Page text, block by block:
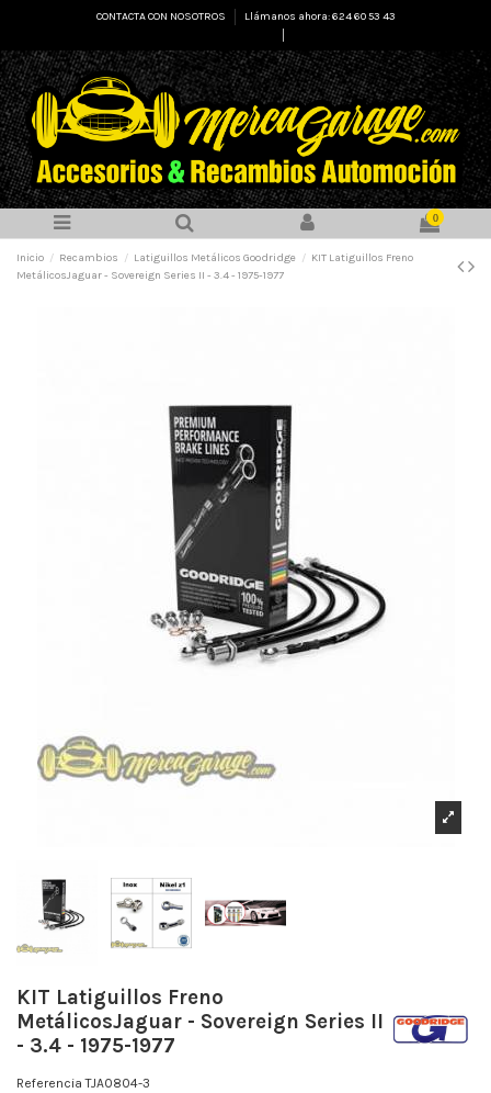
CONTACTA CON NOSOTROS
Llámanos ahora: 624 60 53 43
0
Inicio Recambios Latiguillos Metálicos Goodridge
KIT Latiguillos Freno
MetálicosJaguar - Sovereign Series II - 3.4 - 1975-1977
KIT Latiguillos Freno
MetálicosJaguar - Sovereign Series II
- 3.4 - 1975-1977
Referencia TJA0804-3